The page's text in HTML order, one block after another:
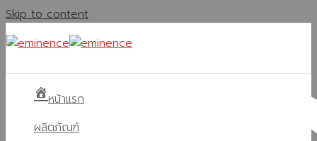
Skip to content
หน้าแรก
ผลิตภัณฑ์